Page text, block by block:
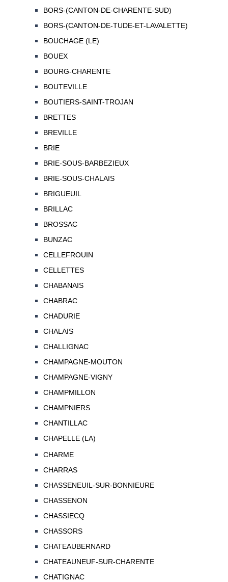
BORS-(CANTON-DE-CHARENTE-SUD)
BORS-(CANTON-DE-TUDE-ET-LAVALETTE)
BOUCHAGE (LE)
BOUEX
BOURG-CHARENTE
BOUTEVILLE
BOUTIERS-SAINT-TROJAN
BRETTES
BREVILLE
BRIE
BRIE-SOUS-BARBEZIEUX
BRIE-SOUS-CHALAIS
BRIGUEUIL
BRILLAC
BROSSAC
BUNZAC
CELLEFROUIN
CELLETTES
CHABANAIS
CHABRAC
CHADURIE
CHALAIS
CHALLIGNAC
CHAMPAGNE-MOUTON
CHAMPAGNE-VIGNY
CHAMPMILLON
CHAMPNIERS
CHANTILLAC
CHAPELLE (LA)
CHARME
CHARRAS
CHASSENEUIL-SUR-BONNIEURE
CHASSENON
CHASSIECQ
CHASSORS
CHATEAUBERNARD
CHATEAUNEUF-SUR-CHARENTE
CHATIGNAC